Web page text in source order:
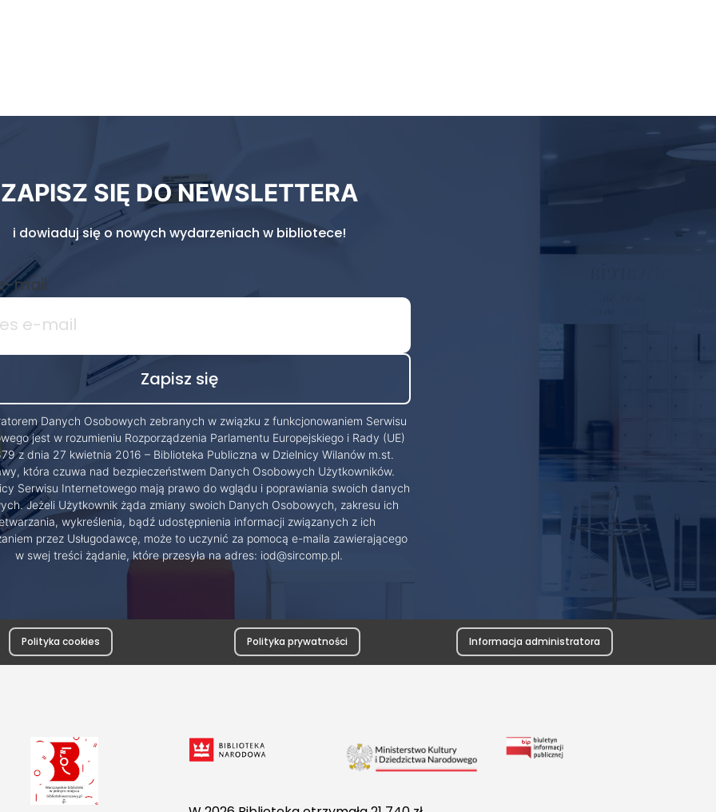
ZAPISZ SIĘ DO NEWSLETTERA
i dowiaduj się o nowych wydarzeniach w bibliotece!
mail
Danych Osobowych zebranych w związku z funkcjonowaniem Serwisu
jest w rozumieniu Rozporządzenia Parlamentu Europejskiego i Rady (UE)
z dnia 27 kwietnia 2016 – Biblioteka Publiczna w Dzielnicy Wilanów m.st.
która czuwa nad bezpieczeństwem Danych Osobowych Użytkowników.
Serwisu Internetowego mają prawo do wglądu i poprawiania swoich danych
Jeżeli Użytkownik żąda zmiany swoich Danych Osobowych, zakresu ich
wykreślenia, bądź udostępnienia informacji związanych z ich
przez Usługodawcę, może to uczynić za pomocą e-maila zawierającego
w swej treści żądanie, które przesyła na adres: iod@sircomp.pl.
Polityka cookies Polityka prywatności Informacja administratora
Link